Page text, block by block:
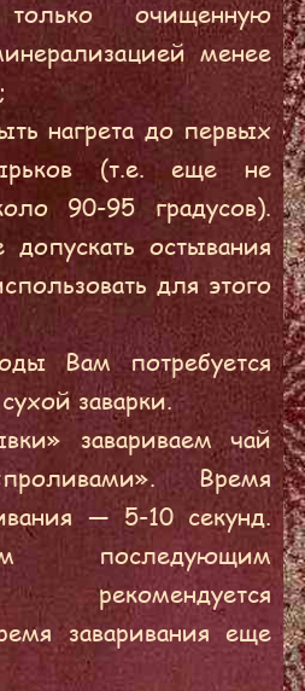
только очищенную
менее
нагрета до первых
(т.е. еще не
90-95 градусов).
остывания
для этого
Вам потребуется
заварки.
завариваем чай
Время
— 5-10 секунд.
последующим
рекомендуется
заваривания еще